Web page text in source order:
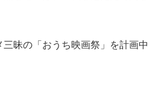
昧の「おうち映画祭」を計画中